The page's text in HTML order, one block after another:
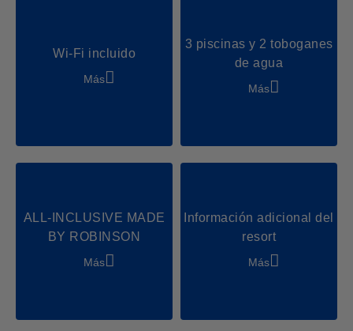
Wi-Fi incluido
Más
3 piscinas y 2 toboganes
de agua
Más
ALL-INCLUSIVE MADE
BY ROBINSON
Más
Información adicional del
resort
Más